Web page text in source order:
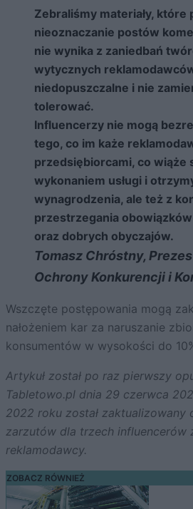
Zebraliśmy materiały, które
nieoznaczanie postów
nie wynika z zaniedbań
wytycznych
niedopuszczalne i nie
tolerować.
Influencerzy nie mogą
tego, co im każe
przedsiębiorcami, co wiąże
wykonaniem usługi i
wynagrodzenia, ale też z
przestrzegania
oraz dobrych obyczajów.
Tomasz Chróstny,
Ochrony Konkurencji i
Wszczęte postępowania mogą
nałożeniem kar za naruszanie
konsumentów w wysokości do
Artykuł został po raz pierwszy
Tabletowo.pl dnia 29 czerwca
2022 roku został zaktualizowany
zarzutów dla trzech influencerów
reklamodawcy.
ZOBACZ RÓWNIEŻ